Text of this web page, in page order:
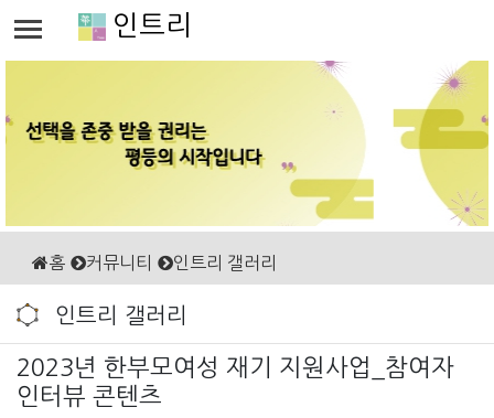
인트리
홈 커뮤니티 인트리 갤러리
인트리 갤러리
2023년 한부모여성 재기 지원사업_참여자
인터뷰 콘텐츠